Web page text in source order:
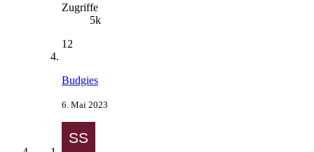
Zugriffe
5k
12
Budgies
6. Mai 2023